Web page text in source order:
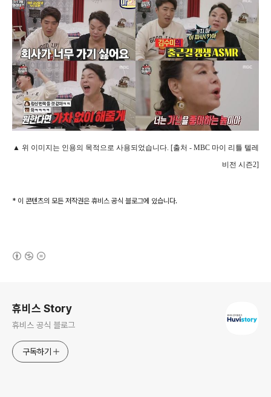
▲ 위 이미지는 인용의 목적으로 사용되었습니다. [출처 - MBC 마이 리틀 텔레
비전 시즌2]
* 이 콘텐츠의 모든 저작권은 휴비스 공식 블로그에 있습니다.
휴비스 Story
휴비스 공식 블로그
구독하기